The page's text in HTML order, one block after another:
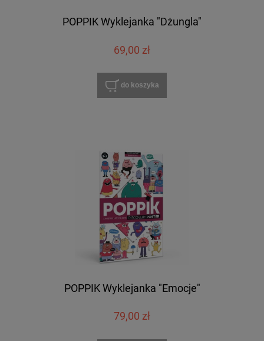
POPPIK Wyklejanka "Dżungla"
69,00 zł
do koszyka
POPPIK Wyklejanka "Emocje"
79,00 zł